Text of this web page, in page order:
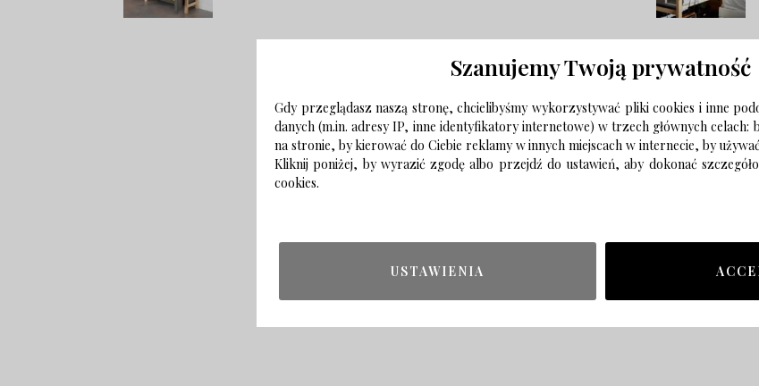
Szanujemy Twoją prywatność
Gdy przeglądasz naszą stronę, chcielibyśmy wykorzystywać pliki cookies i inne
danych (m.in. adresy IP, inne identyfikatory internetowe) w trzech głównych celach:
na stronie, by kierować do Ciebie reklamy w innych miejscach w internecie, by
Kliknij poniżej, by wyrazić zgodę albo przejdź do ustawień, aby dokonać
cookies.
USTAWIENIA